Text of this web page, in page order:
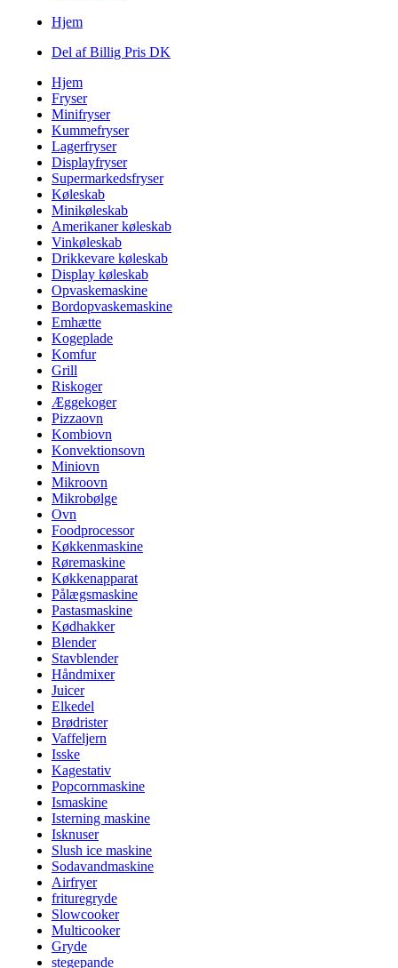
Hjem
Del af Billig Pris DK
Hjem
Fryser
Minifryser
Kummefryser
Lagerfryser
Displayfryser
Supermarkedsfryser
Køleskab
Minikøleskab
Amerikaner køleskab
Vinkøleskab
Drikkevare køleskab
Display køleskab
Opvaskemaskine
Bordopvaskemaskine
Emhætte
Kogeplade
Komfur
Grill
Riskoger
Æggekoger
Pizzaovn
Kombiovn
Konvektionsovn
Miniovn
Mikroovn
Mikrobølge
Ovn
Foodprocessor
Køkkenmaskine
Røremaskine
Køkkenapparat
Pålægsmaskine
Pastasmaskine
Kødhakker
Blender
Stavblender
Håndmixer
Juicer
Elkedel
Brødrister
Vaffeljern
Isske
Kagestativ
Popcornmaskine
Ismaskine
Isterning maskine
Isknuser
Slush ice maskine
Sodavandmaskine
Airfryer
frituregryde
Slowcooker
Multicooker
Gryde
stegepande